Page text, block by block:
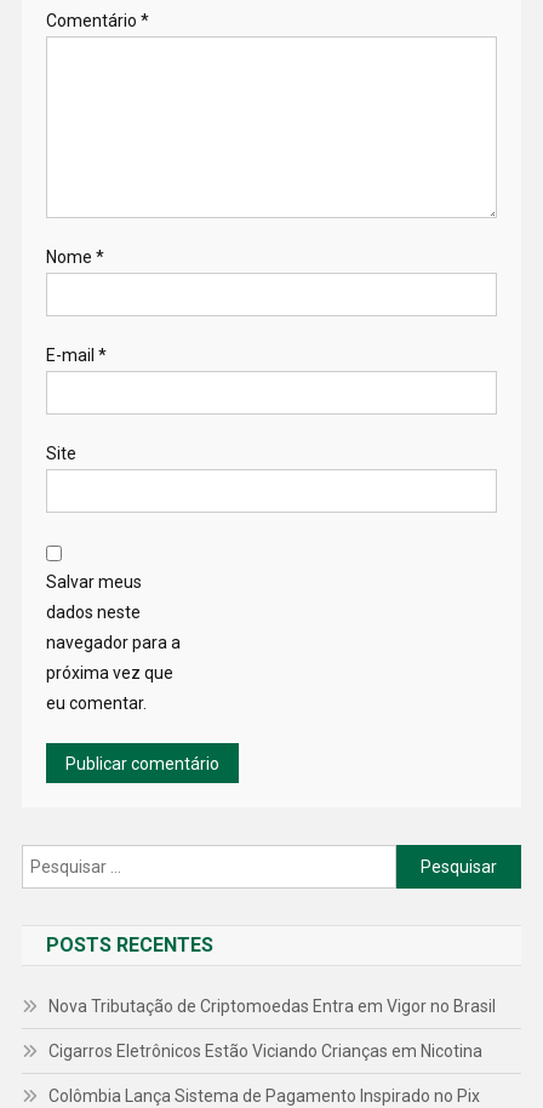
Comentário *
Nome *
E-mail *
Site
Salvar meus
dados neste
navegador para a
próxima vez que
eu comentar.
Pesquisar
por:
POSTS RECENTES
Nova Tributação de Criptomoedas Entra em Vigor no Brasil
Cigarros Eletrônicos Estão Viciando Crianças em Nicotina
Colômbia Lança Sistema de Pagamento Inspirado no Pix